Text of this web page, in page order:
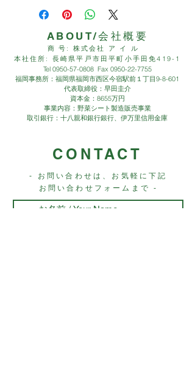
エネルギー 2.68Kcal
タンパク質 0.08g
脂質 0.01g
炭水化物 0.77g(糖質0.36g/食
物繊維0.41g)
食塩相当量 0.004g
ABOUT/会社概要
商 号: 株式会社 ア イ ル
本社住所: 長崎県平戸市田平町小手田免419-1
Tel 0950-57-0808Fax 0950-22-7755
福岡事務所：福岡県福岡市西区今宿駅前１丁目9-8-601
代表取締役：早田圭介
資本金：8655万円
事業内容：野菜シート製造販売事業
取引銀行：十八親和銀行銀行、伊万里信用金庫
CONTACT
- お問い合わせは、お気軽に下記
お問い合わせフォームまで -